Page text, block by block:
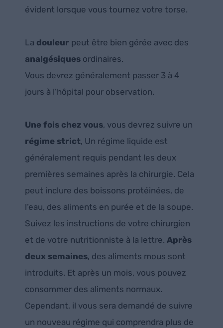
évident lorsque vous tournez votre torse.
La douleur peut être bien gérée avec des
analgésiques ordinaires.
Vous devrez généralement passer 3 à 4
jours à l’hôpital pour observation.
Une fois chez vous, vous devrez suivre un
régime strict, Un régime liquide est
généralement requis pendant les deux
premières semaines après la chirurgie. Cela
peut inclure des boissons protéinées, de
l’eau, des aliments en purée et de la soupe.
Suivez les instructions de votre chirurgien
et de votre nutritionniste à la lettre. Après
deux semaines, des aliments mous sont
introduits. Et après un mois, vous pouvez
consommer des aliments normaux.
Cependant, il vous sera demandé de suivre
un nouveau régime qui comprendra plus de